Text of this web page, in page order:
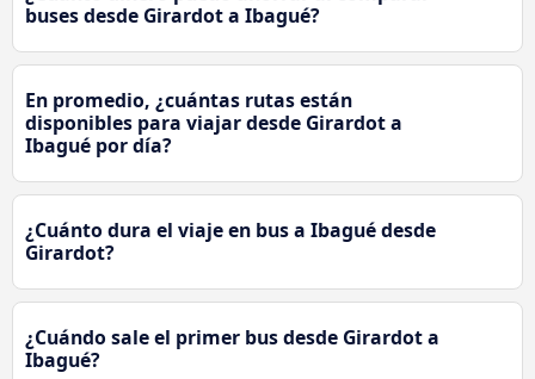
buses desde Girardot a Ibagué?
En promedio, ¿cuántas rutas están
disponibles para viajar desde Girardot a
Ibagué por día?
¿Cuánto dura el viaje en bus a Ibagué desde
Girardot?
¿Cuándo sale el primer bus desde Girardot a
Ibagué?